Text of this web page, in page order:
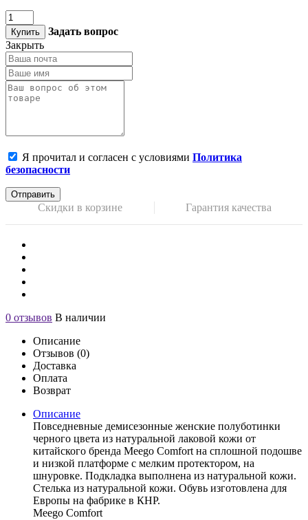
Купить
Задать вопрос
Закрыть
Я прочитал и согласен с условиями Политика
безопасности
Отправить
Скидки в корзине Гарантия качества
0 отзывов В наличии
Описание
Отзывов (0)
Доставка
Оплата
Возврат
Описание
Повседневные демисезонные женские полуботинки
черного цвета из натуральной лаковой кожи от
китайского бренда Meego Comfort на сплошной подошве
и низкой платформе с мелким протектором, на
шнуровке. Подкладка выполнена из натуральной кожи.
Стелька из натуральной кожи. Обувь изготовлена для
Европы на фабрике в КНР.
Meego Comfort